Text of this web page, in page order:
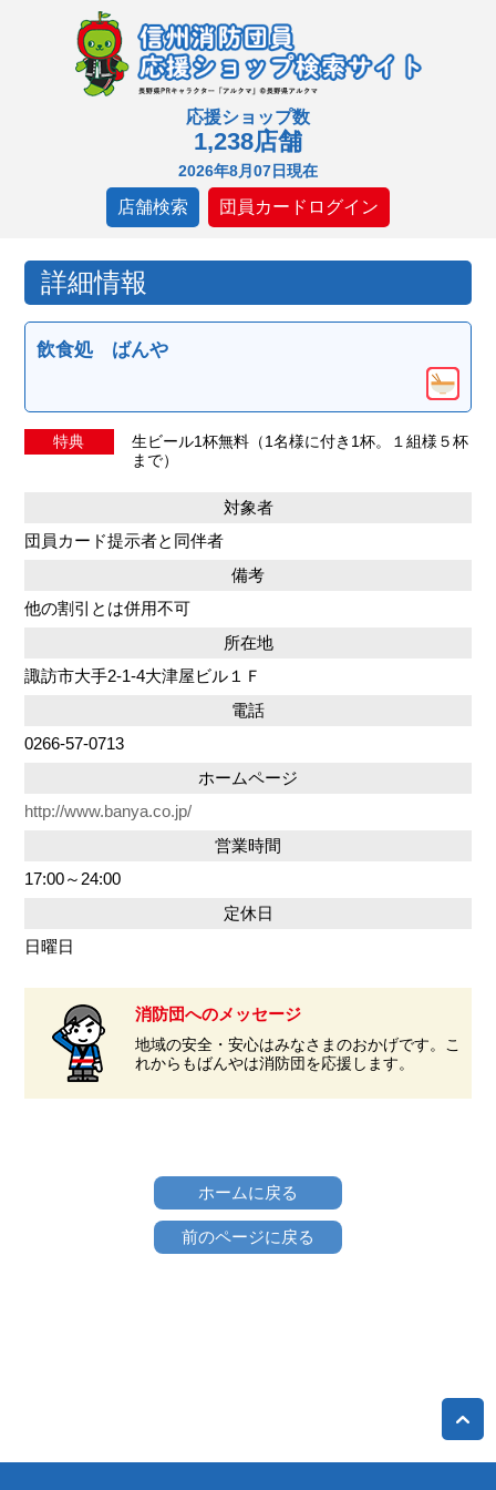
応援ショップ数
1,238店舗
2026年8月07日現在
店舗検索 団員カードログイン
詳細情報
飲食処 ばんや
特典
生ビール1杯無料（1名様に付き1杯。１組様５杯
まで）
対象者
団員カード提示者と同伴者
備考
他の割引とは併用不可
所在地
諏訪市大手2-1-4大津屋ビル１Ｆ
電話
0266-57-0713
ホームページ
http://www.banya.co.jp/
営業時間
17:00～24:00
定休日
日曜日
消防団へのメッセージ
地域の安全・安心はみなさまのおかげです。こ
れからもばんやは消防団を応援します。
ホームに戻る
前のページに戻る